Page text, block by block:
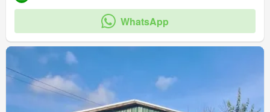
WhatsApp